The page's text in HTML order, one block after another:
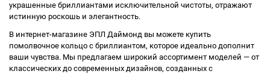
украшенные бриллиантами исключительной чистоты, отражают
истинную роскошь и элегантность.
В интернет-магазине ЭПЛ Даймонд вы можете купить
помолвочное кольцо с бриллиантом, которое идеально дополнит
ваши чувства. Мы предлагаем широкий ассортимент моделей — от
классических до современных дизайнов, созданных с